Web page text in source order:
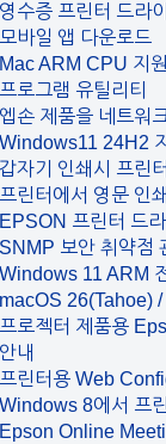
영수증 프린터 드라
모바일 앱 다운로드
Mac ARM CPU 지원
프로그램 유틸리티
엡손 제품을 네트워
Windows11 24H2
갑자기 인쇄시 프린
프린터에서 영문 인
EPSON 프린터 드
SNMP 보안 취약점
Windows 11 ARM
macOS 26(Tahoe)
프로젝터 제품용
안내
프린터용 Web
Windows 8에서 프
Epson Online